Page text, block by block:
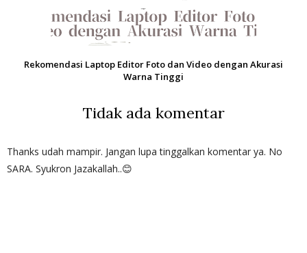
Rekomendasi Laptop Editor Foto dan Video dengan Akurasi
Warna Tinggi
Tidak ada komentar
Thanks udah mampir. Jangan lupa tinggalkan komentar ya. No
SARA. Syukron Jazakallah..😊